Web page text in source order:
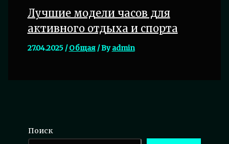
Лучшие модели часов для
активного отдыха и спорта
27.04.2025 /Общая/ Byadmin
Поиск